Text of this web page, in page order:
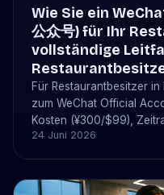
Wie Sie ein
公众号) für Ihr
vollständige
Für Restaurantbesitzer in
zum WeChat Official
Kosten (¥300/$99),
Buchungen über
24 Juni 2026